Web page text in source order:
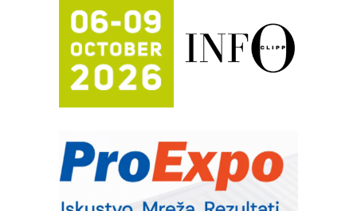
Potpuna efikasnost bez složenih
sistema
Trajna oznaka kao dugoročna korist
Bezbednost na prvom mestu!
IB BLUMENAUER - više od 40 godina
poverenja u industriji
– Pametna signalizacija za efikasnije
upravljanje mašinama
Sigurnije ispitivanje transformatora u
solarnim elektranama i vetroparkovima